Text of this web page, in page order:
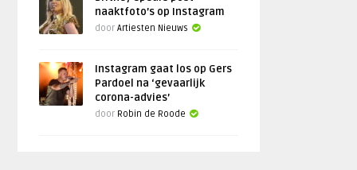
naaktfoto’s op Instagram
doorArtiesten Nieuws
Instagram gaat los op Gers
Pardoel na ‘gevaarlijk
corona-advies’
door Robin de Roode